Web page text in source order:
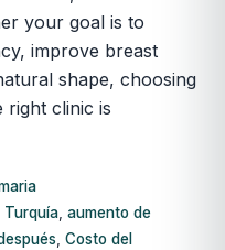
your goal is to
improve breast
shape, choosing
right clinic is
Turquía, aumento de
Costo del